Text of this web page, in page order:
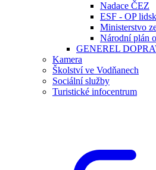
Nadace ČEZ
ESF - OP
Ministerstvo
Národní plán
GENEREL
Kamera
Školství ve Vodňanech
Sociální služby
Turistické infocentrum